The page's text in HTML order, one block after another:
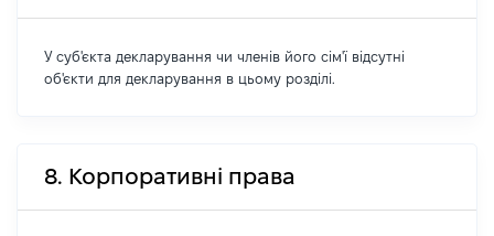
У суб'єкта декларування чи членів його сім'ї відсутні
об'єкти для декларування в цьому розділі.
8. Корпоративні права